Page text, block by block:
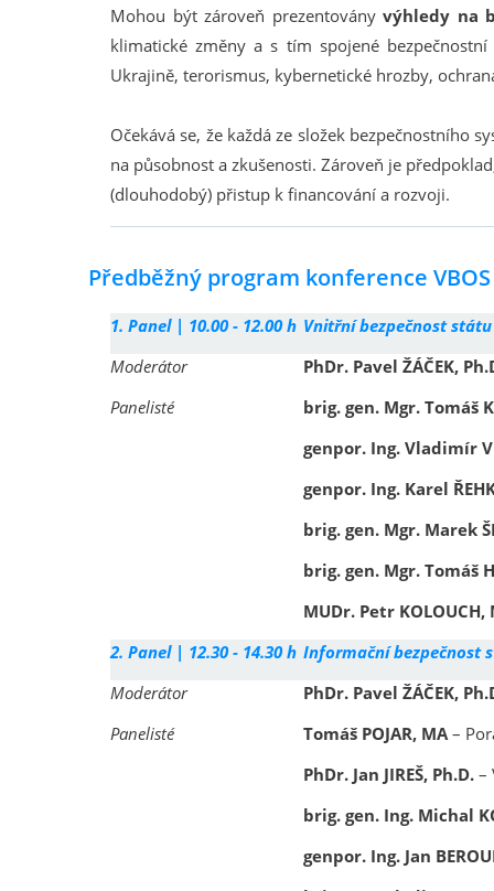
Mohou být zároveň prezentovány výhledy na
klimatické změny a s tím spojené
Ukrajině, terorismus, kybernetické hrozby,
Očekává se, že každá ze složek bezpečnostního
na působnost a zkušenosti. Zároveň je
(dlouhodobý) přistup k financování a rozvoji.
Předběžný program konference VBOS
1. Panel | 10.00 - 12.00 h Vnitřní bezpečnost
Moderátor
PhDr. Pavel ŽÁČEK,
Panelisté
brig. gen. Mgr. Tomáš
genpor. Ing. Vladimír
genpor. Ing. Karel
brig. gen. Mgr. Marek
brig. gen. Mgr. Tomáš
MUDr. Petr KOLOUCH,
2. Panel | 12.30 - 14.30 h Informační bezpečnost
Moderátor
PhDr. Pavel ŽÁČEK,
Panelisté
Tomáš POJAR, MA –
PhDr. Jan JIREŠ, Ph.D. –
brig. gen. Ing. Michal
genpor. Ing. Jan